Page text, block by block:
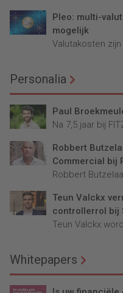
Pleo: multi-
mogelijk
Valutakosten
Personalia
Paul
Na 7,5 jaar bij
Robbert
Commercial bij
Robbert
Teun Valckx
controllerrol bij
Teun Valckx
Whitepapers